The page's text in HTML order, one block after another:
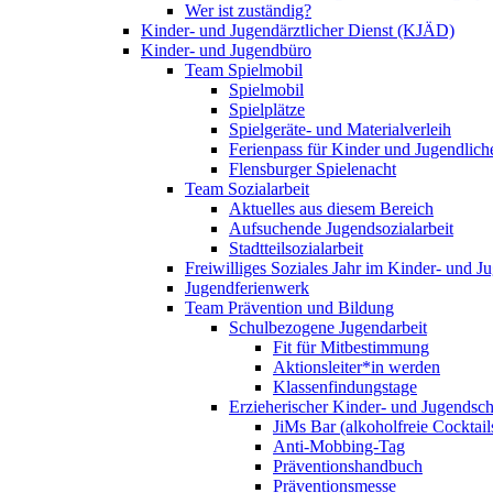
Wer ist zuständig?
Kinder- und Jugendärztlicher Dienst (KJÄD)
Kinder- und Jugendbüro
Team Spielmobil
Spielmobil
Spielplätze
Spielgeräte- und Materialverleih
Ferienpass für Kinder und
Flensburger Spielenacht
Team Sozialarbeit
Aktuelles aus diesem Bereich
Aufsuchende Jugendsozialarbeit
Stadtteilsozialarbeit
Freiwilliges Soziales Jahr im Kinder- und
Jugendferienwerk
Team Prävention und Bildung
Schulbezogene Jugendarbeit
Fit für Mitbestimmung
Aktionsleiter*in werden
Klassenfindungstage
Erzieherischer Kinder- und
JiMs Bar (alkoholfreie
Anti-Mobbing-Tag
Präventionshandbuch
Präventionsmesse